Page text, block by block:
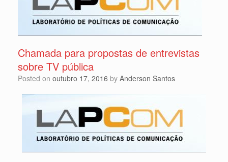
Chamada para propostas de entrevistas
sobre TV pública
Posted on outubro 17, 2016 by Anderson Santos